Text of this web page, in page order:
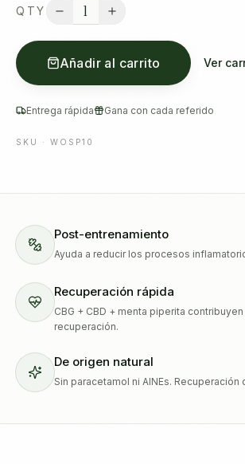
QTY 1
Añadir al carrito Ver
Entrega rápida Gana con cada referido
SKU · WOSP10
Post-entrenamiento
Ayuda a reducir los procesos
Recuperación rápida
CBG + CBD + menta piperita
recuperación.
De origen natural
Sin paracetamol ni AINEs.